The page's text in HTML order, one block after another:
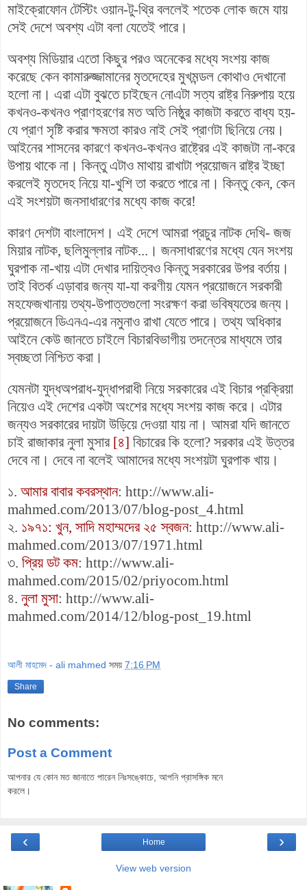
মাইক্রোফোন টেস্টিং ওয়ান-টু-থ্রি বললেই শতেক লোক জমে যায়
সেই দেশে অবশ্য এটা বলা যেতেই পারে।
অবশ্য মিডিয়ার এতো কিছুর পরও অনেকের মধ্যে সংশয় কাজ
করেছে কেন কামারুজ্জামানের মৃতদেহের মুখমন্ডল কোথাও দেখানো
হলো না। এরা এটা বুঝতে চাইছেন নােএটা সত্য রাষ্ট্র নিরুপায় হয়ে
কখনও-কখনও প্রাণহরণের মত অতি নিষ্ঠুর কাজটা করতে বাধ্য হয়-
যে প্রাণ সৃষ্টি করার ক্ষমতা কারও নাই সেই প্রাণটা ছিনিয়ে নেয়।
আইনের শাসনের কারণে কখনও-কখনও রাষ্ট্রের এই কাজটা না-করে
উপায় থাকে না। কিন্তু এটাও মাথায় রাখাটা প্রয়োজন রাষ্ট্র ইচ্ছা
করলেই মৃতদেহ নিয়ে যা-খুশি তা করতে পারে না। কিন্তু কেন, কেন
এই সংশয়টা জনসাধারণের মধ্যে কাজ করে!
কারণ দেশটা বাংলাদেশ। এই দেশে আমরা প্রচুর নাটক দেখি- জজ
মিয়ার নাটক, ছলিমুল্লার নাটক...। জনসাধারণের মধ্যে যেন সংশয়
ঘুরপাক না-খায় এটা দেখার দায়িত্বও কিন্তু সরকারের উপর বর্তায়।
তাই বিতর্ক এড়াবার জন্য যা-যা করণীয় যেমন প্রয়োজনে সরকারী
মহফেজখানায় তথ্য-উপাত্তগুলো সংরক্ষণ করা ভবিষ্যতের জন্য।
প্রয়োজনে ডিএনএ-এর নমুনাও রাখা যেতে পারে। তথ্য অধিকার
আইনে কেউ জানতে চাইলে বিচারবিভাগীয় তদন্তের মাধ্যমে তার
স্বচ্ছতা নিশ্চিত করা।
যেমনটা যুদ্ধঅপরাধ-যুদ্ধাপরাধী নিয়ে সরকারের এই বিচার প্রক্রিয়া
নিয়েও এই দেশের একটা অংশের মধ্যে সংশয় কাজ করে। এটার
জন্যও সরকারের দায়টা উড়িয়ে দেওয়া যায় না। আমরা যদি জানতে
চাই রাজাকার নুলা মুসার [৪] বিচারের কি হলো? সরকার এই উত্তর
দেবে না। দেবে না বলেই আমাদের মধ্যে সংশয়টা ঘুরপাক খায়।
১. আমার বাবার কবরস্থান: http://www.ali-
mahmed.com/2013/07/blog-post_4.html
২. ১৯৭১: খুন, সাদি মহাম্মদের ২৫ স্বজন: http://www.ali-
mahmed.com/2013/07/1971.html
৩. প্রিয় ডট কম: http://www.ali-
mahmed.com/2015/02/priyocom.html
৪. নুলা মুসা: http://www.ali-
mahmed.com/2014/12/blog-post_19.html
আলী মাহমেদ - ali mahmed সময় 7:16 PM
Share
No comments:
Post a Comment
আপনার যে কোন মত জানাতে পারেন নিঃসঙ্কোচে, আপনি প্রাসঙ্গিক মনে
করলে।
‹ ›
Home
View web version